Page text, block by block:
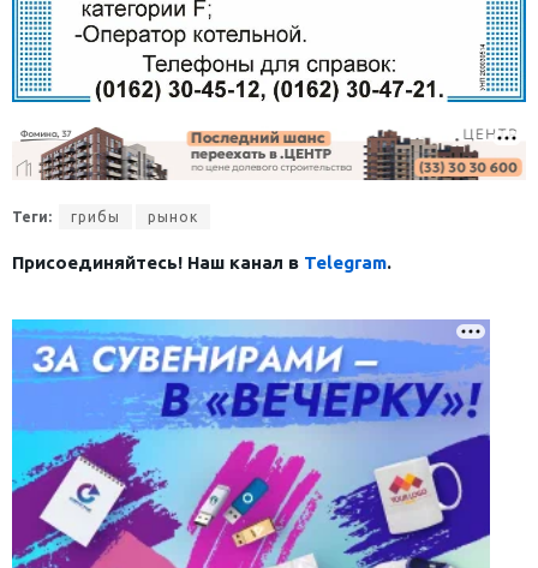
Теги: грибы рынок
Присоединяйтесь! Наш канал в Telegram.